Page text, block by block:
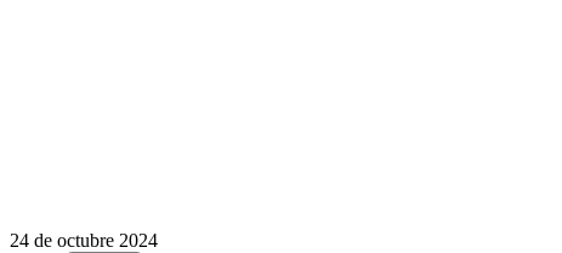
24 de octubre 2024